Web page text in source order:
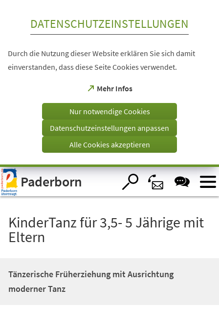
Visuelle
Assistenzsoftware
öffnen.
DATENSCHUTZEINSTELLUNGEN
Durch die Nutzung dieser Website erklären Sie sich damit
einverstanden, dass diese Seite Cookies verwendet.
Mehr Infos
(Öffnet
einem
Tab)
Nur notwendige Cookies
Datenschutzeinstellungen anpassen
Alle Cookies akzeptieren
Paderborn
KinderTanz für 3,5- 5 Jährige mit
Eltern
Tänzerische Früherziehung mit Ausrichtung
moderner Tanz